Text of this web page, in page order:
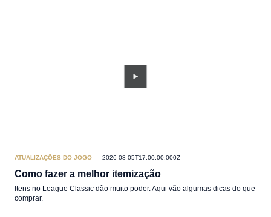
ATUALIZAÇÕES DO JOGO 2026-08-05T17:00:00.000Z
Como fazer a melhor itemização
Itens no League Classic dão muito poder. Aqui vão algumas dicas do que
comprar.